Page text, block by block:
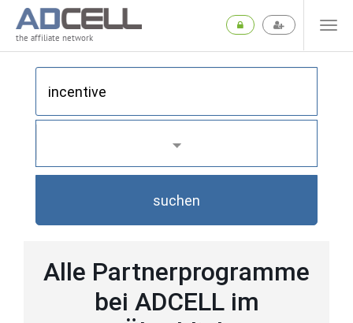
the affiliate network
suchen
Alle Partnerprogramme
bei ADCELL im